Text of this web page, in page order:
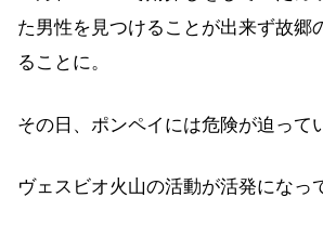
た男性を見つけることが出来ず故郷
ることに。
その日、ポンペイには危険が迫って
ヴェスビオ火山の活動が活発になっ